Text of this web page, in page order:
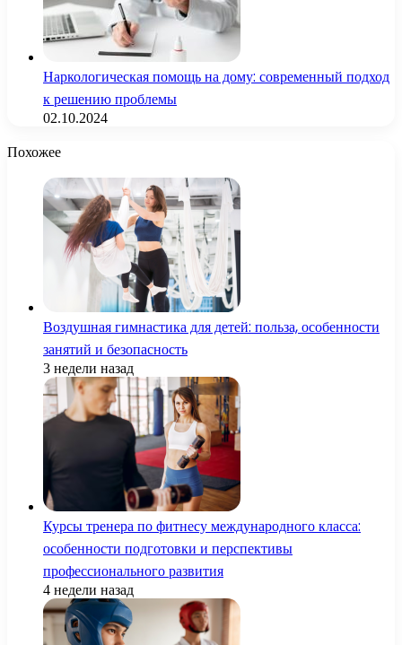
Наркологическая помощь на дому: современный подход
к решению проблемы
02.10.2024
Похожее
Воздушная гимнастика для детей: польза, особенности
занятий и безопасность
3 недели назад
Курсы тренера по фитнесу международного класса:
особенности подготовки и перспективы
профессионального развития
4 недели назад